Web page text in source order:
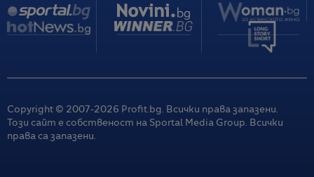
Copyright © 2007-2026 Profit.bg. Всички права запазени.
Този сайт е собственост на Sportal Media Group. Всички
права са запазени.